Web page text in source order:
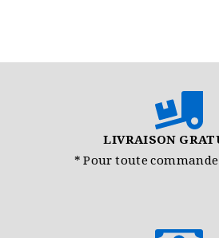
LIVRAISON
* Pour toute